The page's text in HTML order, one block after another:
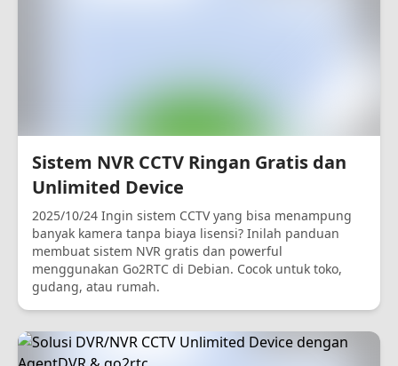
Sistem NVR CCTV Ringan Gratis dan
Unlimited Device
2025/10/24 Ingin sistem CCTV yang bisa menampung
banyak kamera tanpa biaya lisensi? Inilah panduan
membuat sistem NVR gratis dan powerful
menggunakan Go2RTC di Debian. Cocok untuk toko,
gudang, atau rumah.